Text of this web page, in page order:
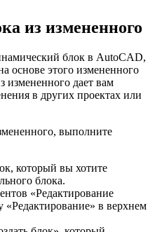
из измененного
блок в AutoCAD,
основе этого измененного
измененного дает вам
в других проектах или
выполните
который вы хотите
блока.
«Редактирование
«Редактирование» в верхнем